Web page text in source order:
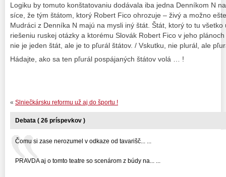
Logiku by tomuto konštatovaniu dodávala iba jedna Denníkom N
síce, že tým štátom, ktorý Robert Fico ohrozuje – živý a možno
Mudráci z Denníka N majú na mysli iný štát. Štát, ktorý to tu
riešeniu ruskej otázky a ktorému Slovák Robert Fico v jeho
nie je jeden štát, ale je to pľurál štátov. / Vskutku, nie plurál, ale
Hádajte, ako sa ten pľurál pospájaných štátov volá … !
« Slniečkársku reformu už aj do športu !
Debata ( 26 príspevkov )
Čomu si zase nerozumel v odkaze od tavarišč... ...
PRAVDA aj o tomto teatre so scenárom z búdy na... ...